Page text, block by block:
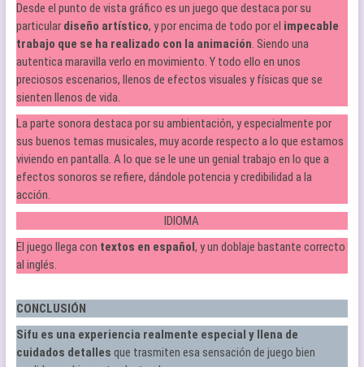
Desde el punto de vista gráfico es un juego que destaca por su
particular diseño artístico, y por encima de todo por el impecable
trabajo que se ha realizado con la animación. Siendo una
autentica maravilla verlo en movimiento. Y todo ello en unos
preciosos escenarios, llenos de efectos visuales y físicas que se
sienten llenos de vida.
La parte sonora destaca por su ambientación, y especialmente por
sus buenos temas musicales, muy acorde respecto a lo que estamos
viviendo en pantalla. A lo que se le une un genial trabajo en lo que a
efectos sonoros se refiere, dándole potencia y credibilidad a la
acción.
IDIOMA
El juego llega con textos en español, y un doblaje bastante correcto
al inglés.
CONCLUSIÓN
Sifu es una experiencia realmente especial y llena de
cuidados detalles que trasmiten esa sensación de juego bien